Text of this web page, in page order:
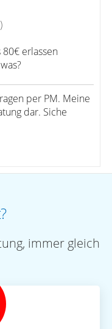
80€ erlassen
per PM. Meine
dar. Siche
immer gleich